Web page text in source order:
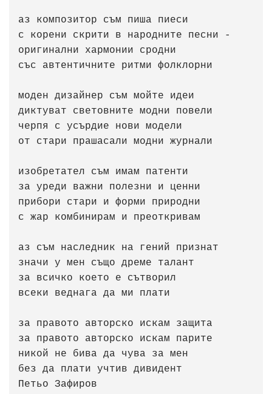
аз композитор съм пиша пиеси
с корени скрити в народните песни -
оригинални хармонии сродни
със автентичните ритми фолклорни
моден дизайнер съм мойте идеи
диктуват световните модни повели
черпя с усърдие нови модели
от стари прашасали модни журнали
изобретател съм имам патенти
за уреди важни полезни и ценни
прибори стари и форми природни
с жар комбинирам и преоткривам
аз съм наследник на гений признат
значи у мен също дреме талант
за всичко което е сътворил
всеки веднага да ми плати
за правото авторско искам защита
за правото авторско искам парите
никой не бива да чува за мен
без да плати учтив дивидент
Петьо Зафиров